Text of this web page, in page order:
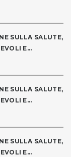
SULLA SALUTE,
E...
SULLA SALUTE,
E...
SULLA SALUTE,
E...